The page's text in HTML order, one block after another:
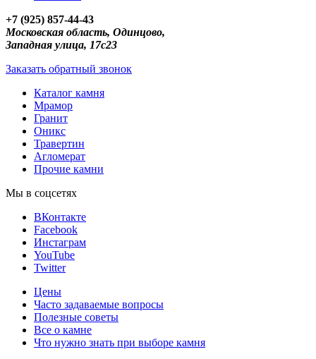
+7 (925) 857-44-43
Московская область, Одинцово,
Западная улица, 17с23
Заказать обратный звонок
Каталог камня
Мрамор
Гранит
Оникс
Травертин
Агломерат
Прочие камни
Мы в соцсетях
ВКонтакте
Facebook
Инстаграм
YouTube
Twitter
Цены
Часто задаваемые вопросы
Полезные советы
Все о камне
Что нужно знать при выборе камня